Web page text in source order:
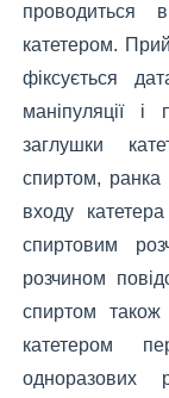
проводиться
катетером.
фіксується
маніпуляції
заглушки
спиртом, ранка
входу
спиртовим
розчином
спиртом
катетером
одноразових